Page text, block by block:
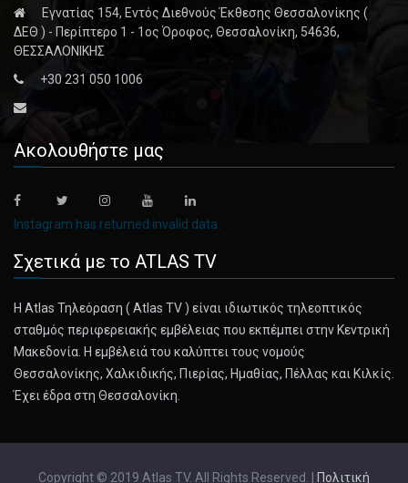
April 13, 2024
April 13, 2024
Ukraine’s Draft Dodgers Run, and Swim, ...
With Russia seizing the initiative on the battlefield in
Protests, Traffic, Crowds: Court Brace ...
Strict security measures — and plenty of headaches —
are expected as t [...]
Biden’s Student Loan Repayment Plan Is ...
Εγνατίας 154, Εντός Διεθνούς Έκθεσης Θεσσαλονίκης (
ΔΕΘ ) - Περίπτερο 1 - 1ος Όροφος, Θεσσαλονίκη, 54636,
ΘΕΣΣΑΛΟΝΙΚΗΣ
+30 231 050 1006
Ακολουθήστε μας
Instagram has returned invalid data.
Σχετικά με το ATLAS TV
Η Atlas Τηλεόραση ( Atlas TV ) είναι ιδιωτικός τηλεοπτικός
σταθμός περιφερειακής εμβέλειας που εκπέμπει στην Κεντρική
Μακεδονία. Η εμβέλειά του καλύπτει τους νομούς
Θεσσαλονίκης, Χαλκιδικής, Πιερίας, Ημαθίας, Πέλλας και Κιλκίς.
Έχει έδρα στη Θεσσαλονίκη.
Copyright © 2019 Atlas TV. All Rights Reserved. | Πολιτική